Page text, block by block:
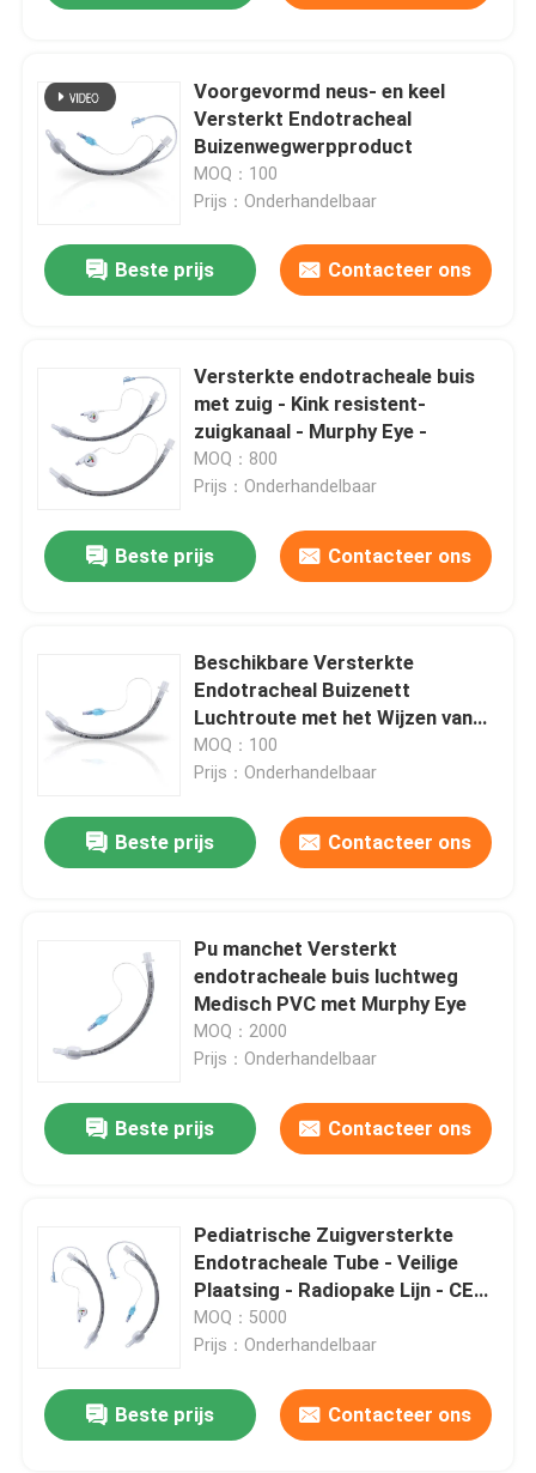
Voorgevormd neus- en keel
Versterkt Endotracheal
Buizenwegwerpproduct
MOQ：100
Prijs：Onderhandelbaar
Beste prijs Contacteer ons
Versterkte endotracheale buis
met zuig - Kink resistent-
zuigkanaal - Murphy Eye -
MOQ：800
Prijs：Onderhandelbaar
Beste prijs Contacteer ons
Beschikbare Versterkte
Endotracheal Buizenett
Luchtroute met het Wijzen van
op Bellen
MOQ：100
Prijs：Onderhandelbaar
Beste prijs Contacteer ons
Pu manchet Versterkt
endotracheale buis luchtweg
Medisch PVC met Murphy Eye
MOQ：2000
Prijs：Onderhandelbaar
Beste prijs Contacteer ons
Pediatrische Zuigversterkte
Endotracheale Tube - Veilige
Plaatsing - Radiopake Lijn - CE
ISO Gecertificeerd
MOQ：5000
Prijs：Onderhandelbaar
Beste prijs Contacteer ons